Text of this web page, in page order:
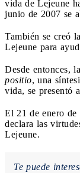
vida de Lejeune
junio de 2007 se
También se creó
Lejeune para
Desde entonces,
positio, una
vida, se presentó
El 21 de enero
declara las
Lejeune.
Te puede